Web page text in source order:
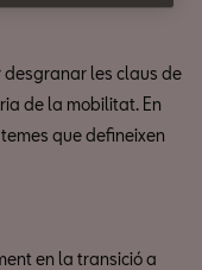
les claus de
de la mobilitat. En
que defineixen
en la transició a